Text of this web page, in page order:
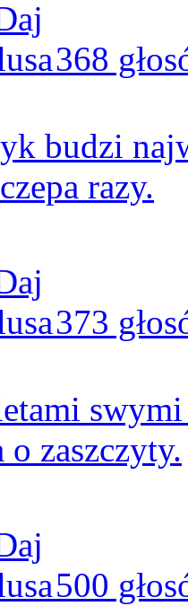
368
budzi
razy.
373
o zaszczyty.
500